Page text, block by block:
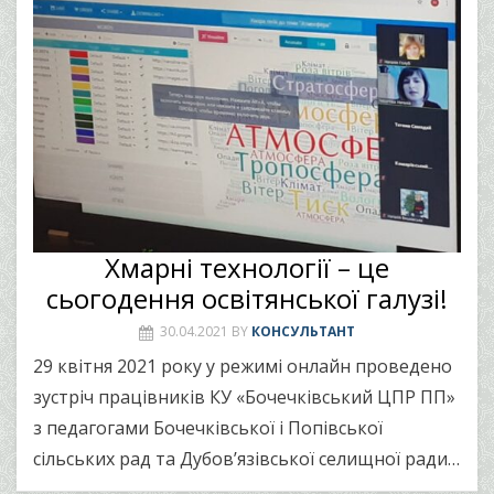
Хмарні технології – це
сьогодення освітянської галузі!
30.04.2021 BY КОНСУЛЬТАНТ
29 квітня 2021 року у режимі онлайн проведено
зустріч працівників КУ «Бочечківський ЦПР ПП»
з педагогами Бочечківської і Попівської
сільських рад та Дубов’язівської селищної ради…